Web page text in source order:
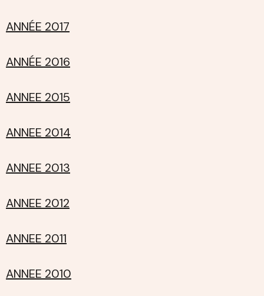
ANNÉE 2017
ANNÉE 2016
ANNEE 2015
ANNEE 2014
ANNEE 2013
ANNEE 2012
ANNEE 2011
ANNEE 2010